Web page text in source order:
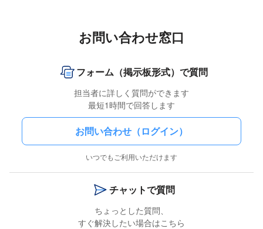
お問い合わせ窓口
フォーム（掲示板形式）で質問
担当者に詳しく質問ができます
最短1時間で回答します
お問い合わせ（ログイン）
いつでもご利用いただけます
チャットで質問
ちょっとした質問、
すぐ解決したい場合はこちら